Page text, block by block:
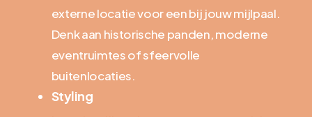
externe locatie voor een bij jouw mijlpaal.
Denk aan historische panden, moderne
eventruimtes of sfeervolle
buitenlocaties.
Styling